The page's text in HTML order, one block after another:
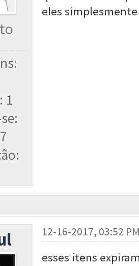
1
eles
12-16-2017, 03:52
esses itens